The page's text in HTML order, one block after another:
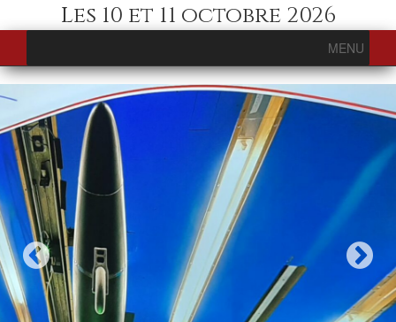
Les 10 et 11 octobre 2026
MENU